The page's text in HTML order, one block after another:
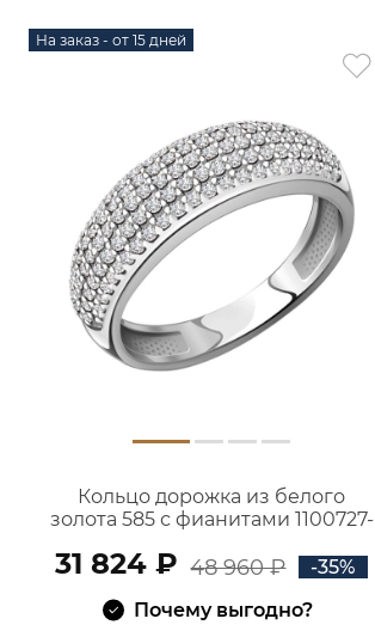
На заказ - от 15 дней
Кольцо дорожка из белого
золота 585 с фианитами 1100727-
31 824 ₽ 48 960 ₽
-35%
Почему выгодно?